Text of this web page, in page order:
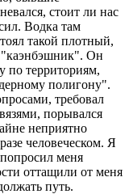
стоит ли нас
Водка там
такой плотный,
"каэнбэшник". Он
по территориям,
полигону".
требовал
порывался
неприятно
человеческом. Я
меня
оттащили от меня
путь.